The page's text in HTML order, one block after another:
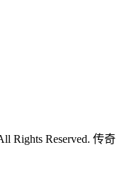
Rights Reserved. 传奇